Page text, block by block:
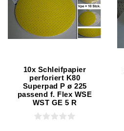
10x Schleifpapier
perforiert K80
Superpad P ø 225
passend f. Flex WSE
WST GE 5 R